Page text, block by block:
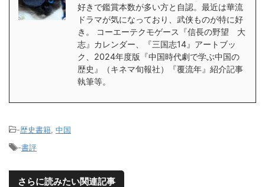
好きで鑑賞本数が多い方と自認。最近は華流
ドラマが気になっており、武侠ものが特に好
き。 コーエーテクモゲース『信長の野望 大
志』カレンダー、『三国志14』アートブッ
ク、2024年度版『中国時代劇で学ぶ中国の
歴史』（キネマ旬報社）『覆流年』紹介記事
執筆等。
-歴史書籍 中国
-書評
さらに読みたい関連記事